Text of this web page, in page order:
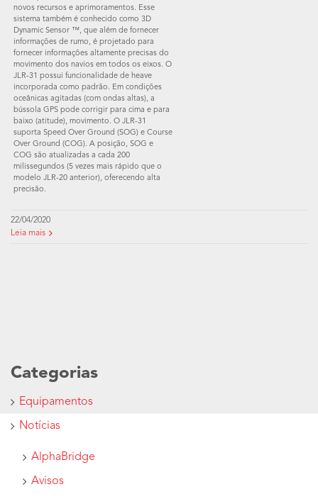
novos recursos e aprimoramentos. Esse
sistema também é conhecido como 3D
Dynamic Sensor ™, que além de fornecer
informações de rumo, é projetado para
fornecer informações altamente precisas do
movimento dos navios em todos os eixos. O
JLR-31 possui funcionalidade de heave
incorporada como padrão. Em condições
oceânicas agitadas (com ondas altas), a
bússola GPS pode corrigir para cima e para
baixo (atitude), movimento. O JLR-31
suporta Speed ​​Over Ground (SOG) e Course
Over Ground (COG). A posição, SOG e
COG são atualizadas a cada 200
milissegundos (5 vezes mais rápido que o
modelo JLR-20 anterior), oferecendo alta
precisão.
22/04/2020
Leia mais
Categorias
Equipamentos
Notícias
AlphaBridge
Avisos